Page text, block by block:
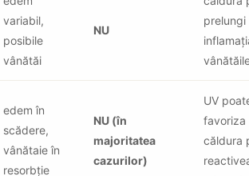
variabil,
posibile
vânătăi
NU
prelungi
edem în
scădere,
vânătaie în
resorbție
NU (în
majoritatea
cazurilor)
UV
favoriza
căldura